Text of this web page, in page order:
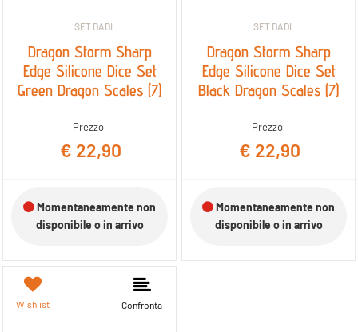
SET DADI
Dragon Storm Sharp
Edge Silicone Dice Set
Green Dragon Scales (7)
Prezzo
€ 22,90
Momentaneamente non
disponibile o in arrivo
SET DADI
Dragon Storm Sharp
Edge Silicone Dice Set
Black Dragon Scales (7)
Prezzo
€ 22,90
Momentaneamente non
disponibile o in arrivo
Wishlist Confronta